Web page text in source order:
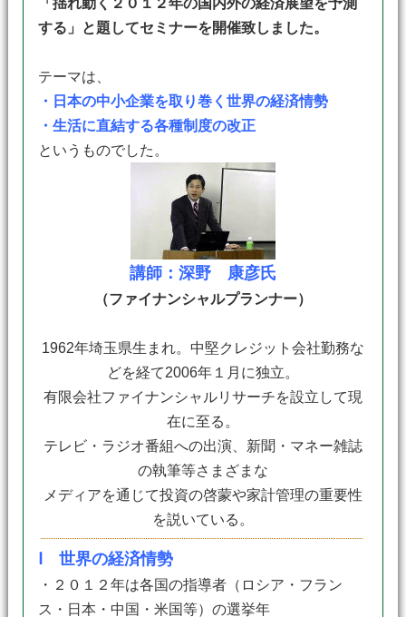
「揺れ動く２０１２年の国内外の経済展望を予測
する」
と題してセミナーを開催致しました。
テーマは、
・日本の中小企業を取り巻く世界の経済情勢
・生活に直結する各種制度の改正
というものでした。
講師：深野 康彦氏
（ファイナンシャルプランナー）
1962年埼玉県生まれ。中堅クレジット会社勤務な
どを経て2006年１月に独立。
有限会社ファイナンシャルリサーチを設立して現
在に至る。
テレビ・ラジオ番組への出演、新聞・マネー雑誌
の執筆等さまざまな
メディアを通じて投資の啓蒙や家計管理の重要性
を説いている。
Ⅰ 世界の経済情勢
・２０１２年は各国の指導者（ロシア・フラン
ス・日本・中国・米国等）の選挙年